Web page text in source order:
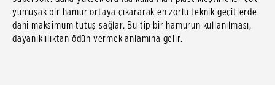
yumuşak bir hamur ortaya çıkararak en zorlu teknik geçitlerde
dahi maksimum tutuş sağlar. Bu tip bir hamurun kullanılması,
dayanıklılıktan ödün vermek anlamına gelir.